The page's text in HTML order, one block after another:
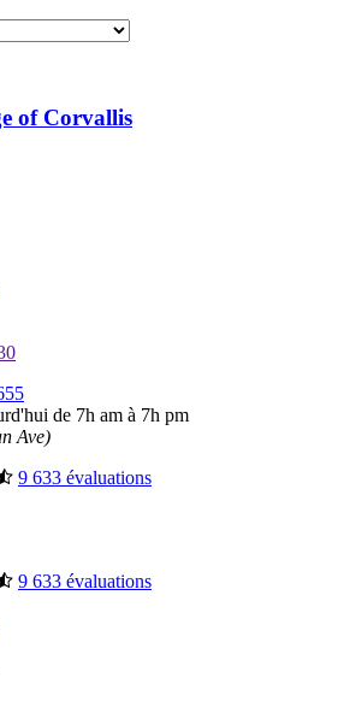
of Corvallis
de 7h am à 7h pm
Ave)
9 633 évaluations
9 633 évaluations